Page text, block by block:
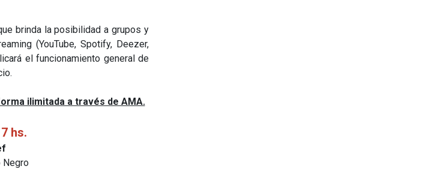
brinda la posibilidad a grupos y
(YouTube, Spotify, Deezer,
el funcionamiento general de
ilimitada a través de AMA.
hs.
Negro